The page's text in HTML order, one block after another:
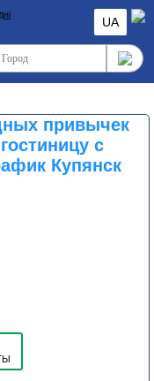
UA
привычек
с
Купянск